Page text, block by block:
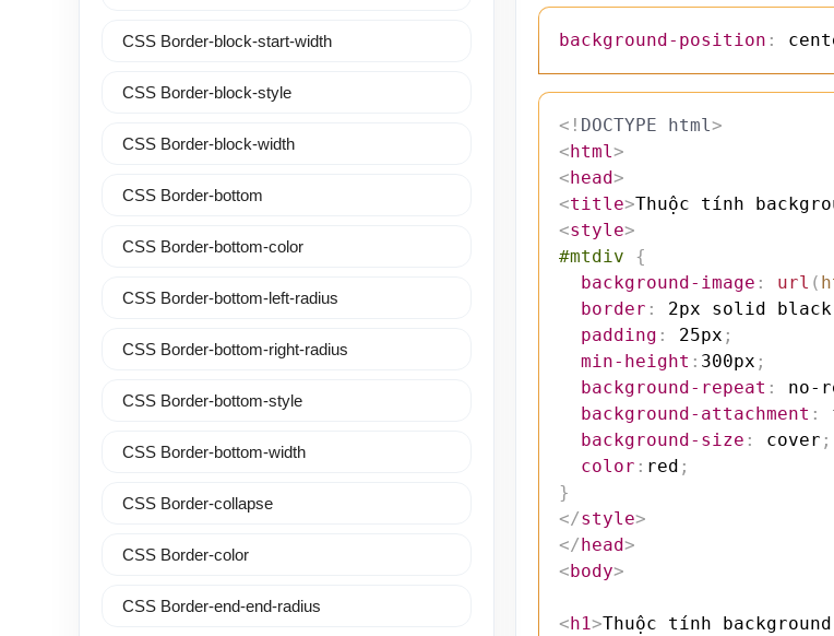
background-position :
<! DOCTYPE html>
< html>
< head>
<title>Thuộc tính
<style>
#mtdiv
{
background-image : url (
border : 2px solid black
padding : 25px ;
min-height : 300px ;
background-repeat : no-
background-attachment :
background-size : cover ;
color : red ;
}
</style>
</ head>
< body>
< h1>Thuộc tính
CSS Border-block-start-width
CSS Border-block-style
CSS Border-block-width
CSS Border-bottom
CSS Border-bottom-color
CSS Border-bottom-left-radius
CSS Border-bottom-right-radius
CSS Border-bottom-style
CSS Border-bottom-width
CSS Border-collapse
CSS Border-color
CSS Border-end-end-radius